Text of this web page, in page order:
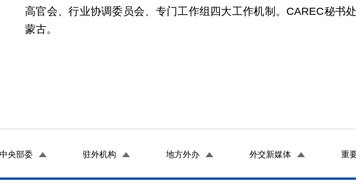
高官会、行业协调委员会、专门工作组四大工作机制。CAREC秘书
蒙古。
中央部委 驻外机构 地方外办 外交新媒体 重